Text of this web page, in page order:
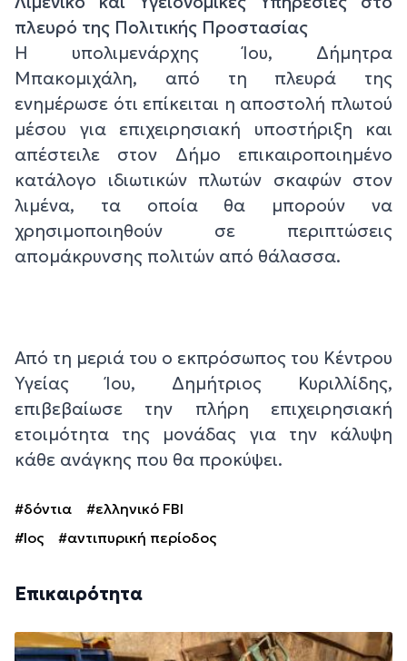
πλευρό της Πολιτικής Προστασίας
Η υπολιμενάρχης Ίου, Δήμητρα
Μπακομιχάλη, από τη πλευρά της
ενημέρωσε ότι επίκειται η αποστολή πλωτού
μέσου για επιχειρησιακή υποστήριξη και
απέστειλε στον Δήμο επικαιροποιημένο
κατάλογο ιδιωτικών πλωτών σκαφών στον
λιμένα, τα οποία θα μπορούν να
χρησιμοποιηθούν σε περιπτώσεις
απομάκρυνσης πολιτών από θάλασσα.
Από τη μεριά του ο εκπρόσωπος του Κέντρου
Υγείας Ίου, Δημήτριος Κυριλλίδης,
επιβεβαίωσε την πλήρη επιχειρησιακή
ετοιμότητα της μονάδας για την κάλυψη
κάθε ανάγκης που θα προκύψει.
#δόντια
#ελληνικό FBI
#Ίος
#αντιπυρική περίοδος
Επικαιρότητα